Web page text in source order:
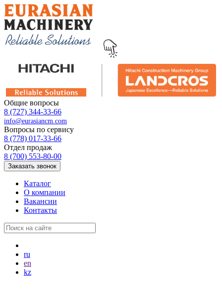
Общие вопросы
8 (727) 344-33-66
info@eurasiancm.com
Вопросы по сервису
8 (778) 017-33-66
Отдел продаж
8 (700) 553-80-00
Заказать звонок
Каталог
О компании
Вакансии
Контакты
ru
en
kz